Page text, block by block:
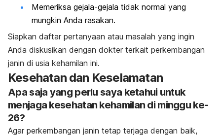
Memeriksa gejala-gejala tidak normal yang
mungkin Anda rasakan.
Siapkan daftar pertanyaan atau masalah yang ingin
Anda diskusikan dengan dokter terkait perkembangan
janin di usia kehamilan ini.
Kesehatan dan Keselamatan
Apa saja yang perlu saya ketahui untuk
menjaga kesehatan kehamilan di minggu ke-
26?
Agar perkembangan janin tetap terjaga dengan baik,